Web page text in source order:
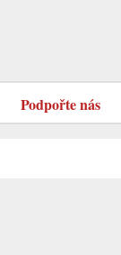
Podpořte nás